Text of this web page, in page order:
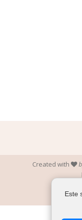
Este
Created with